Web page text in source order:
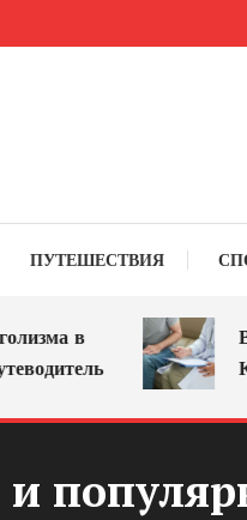
ПУТЕШЕСТВИЯ
в